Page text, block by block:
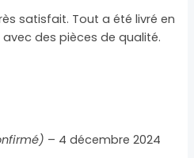
satisfait. Tout a été livré en
des pièces de qualité.
– 4 décembre 2024